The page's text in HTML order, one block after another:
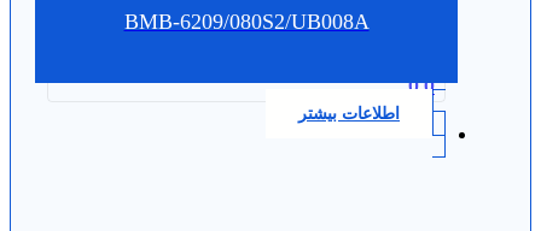
BMB-6209/080S2/UB008A
0.0
اطلاعات بیشتر